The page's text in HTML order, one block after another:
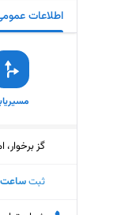
اطلاعات
گز برخوار،
ثبتساعت